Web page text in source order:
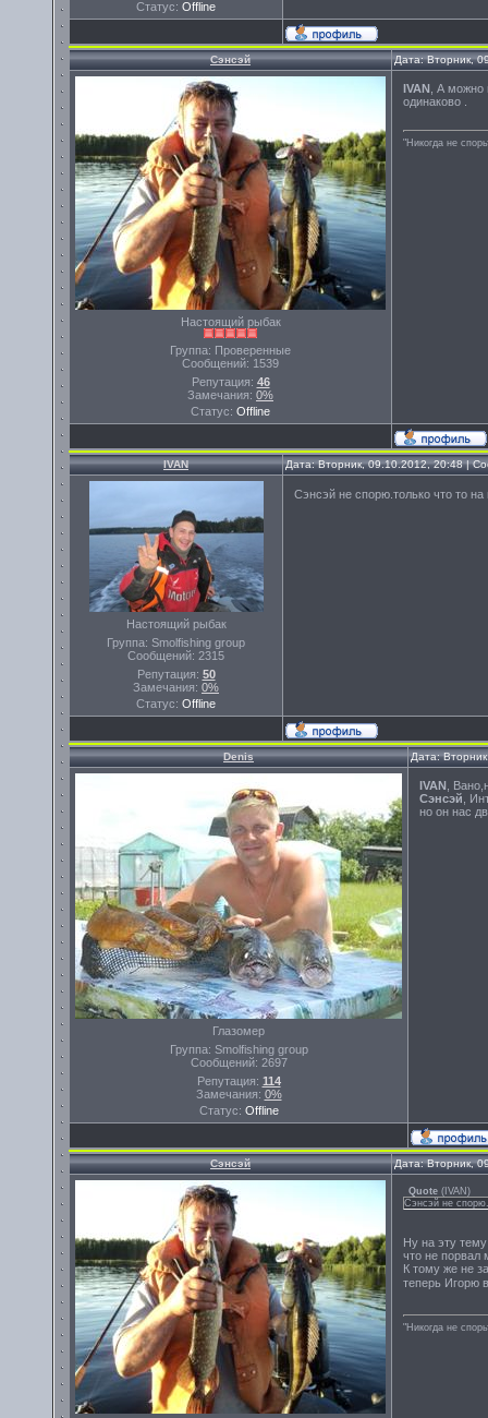
Статус: Offline
Сэнсэй Дата: Вторник,
Настоящий рыбак
Группа: Проверенные
Сообщений: 1539
Репутация: 46
Замечания: 0%
Статус: Offline
IVAN , А можно
одинаково .
"Никогда не
IVAN Дата: Вторник, 09.10.2012, 20:48 |
Настоящий рыбак
Группа: Smolfishing group
Сообщений: 2315
Репутация: 50
Замечания: 0%
Статус: Offline
Сэнсэй не спорю.только что то
Denis Дата:
Глазомер
Группа: Smolfishing group
Сообщений: 2697
Репутация: 114
Замечания: 0%
Статус: Offline
IVAN ,
Сэнсэй ,
но он нас
Сэнсэй Дата: Вторник,
Quote ( IVAN )
Сэнсэй не
Ну на эту
что не порвал
К тому же не
теперь Игорю
"Никогда не